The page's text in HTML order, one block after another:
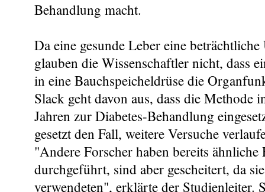
Behandlung macht.
Da eine gesunde Leber eine
glauben die Wissenschaftler nicht, dass
in eine Bauchspeicheldrüse die
Slack geht davon aus, dass die Methode
Jahren zur Diabetes-Behandlung
gesetzt den Fall, weitere Versuche
"Andere Forscher haben bereits ähnliche
durchgeführt, sind aber gescheitert, da
verwendeten", erklärte der Studienleiter.